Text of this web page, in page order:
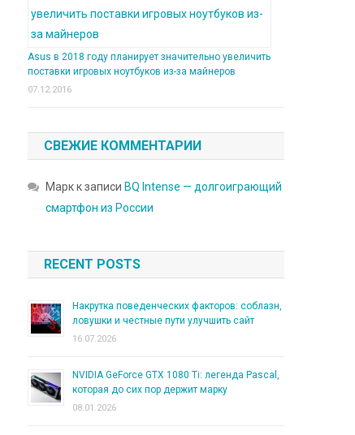
Asus в 2018 году планирует значительно увеличить
поставки игровых ноутбуков из-за майнеров
07.12.2016
СВЕЖИЕ КОММЕНТАРИИ
Маркк записи BQ Intense — долгоиграющий
смартфон из России
RECENT POSTS
Накрутка поведенческих факторов: соблазн,
ловушки и честные пути улучшить сайт
16.07.2026
NVIDIA GeForce GTX 1080 Ti: легенда Pascal,
которая до сих пор держит марку
08.01.2026